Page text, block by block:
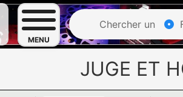
MENU
Chercher un
JUGE ET